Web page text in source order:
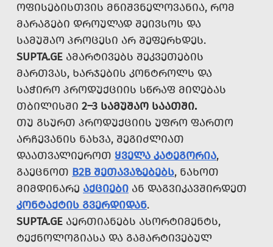
ᲝᲤᲘᲡᲔᲑᲘᲡᲗᲕᲘᲡ ᲛᲜᲘᲨᲕᲜᲔᲚᲝᲕᲐᲜᲘᲐ, ᲠᲝᲛ
ᲛᲐᲠᲐᲒᲔᲑᲘ ᲓᲠᲝᲣᲚᲐᲓ ᲨᲔᲘᲕᲡᲝᲡ ᲓᲐ
ᲡᲐᲛᲣᲨᲐᲝ ᲞᲠᲝᲪᲔᲡᲘ ᲐᲠ ᲨᲔᲤᲔᲠᲮᲓᲔᲡ.
SUPTA.GE ᲐᲛᲐᲠᲢᲘᲕᲔᲑᲡ ᲨᲔᲙᲕᲔᲗᲔᲑᲘᲡ
ᲛᲐᲠᲗᲕᲐᲡ, ᲮᲐᲠᲯᲔᲑᲘᲡ ᲙᲝᲜᲢᲠᲝᲚᲡ ᲓᲐ
ᲡᲐᲭᲘᲠᲝ ᲞᲠᲝᲓᲣᲥᲪᲘᲘᲡ ᲡᲬᲠᲐᲤ ᲛᲘᲦᲔᲑᲐᲡ
ᲗᲑᲘᲚᲘᲡᲨᲘ 2–3 ᲡᲐᲛᲣᲨᲐᲝ ᲡᲐᲐᲗᲨᲘ.
ᲗᲣ ᲒᲡᲣᲠᲗ ᲞᲠᲝᲓᲣᲥᲪᲘᲘᲡ ᲣᲤᲠᲝ ᲤᲐᲠᲗᲝ
ᲐᲠᲩᲔᲕᲐᲜᲘᲡ ᲜᲐᲮᲕᲐ, ᲨᲔᲒᲘᲫᲚᲘᲐᲗ
ᲓᲐᲐᲗᲕᲐᲚᲘᲔᲠᲝᲗ ᲧᲕᲔᲚᲐ ᲙᲐᲢᲔᲒᲝᲠᲘᲐ,
ᲒᲐᲔᲪᲜᲝᲗ B2B ᲨᲔᲗᲐᲕᲐᲖᲔᲑᲔᲑᲡ, ᲜᲐᲮᲝᲗ
ᲛᲘᲛᲓᲘᲜᲐᲠᲔ ᲐᲥᲪᲘᲔᲑᲘ ᲐᲜ ᲓᲐᲒᲕᲘᲙᲐᲕᲨᲘᲠᲓᲔᲗ
ᲙᲝᲜᲢᲐᲥᲢᲘᲡ ᲒᲕᲔᲠᲓᲘᲓᲐᲜ.
SUPTA.GE ᲐᲔᲠᲗᲘᲐᲜᲔᲑᲡ ᲐᲡᲝᲠᲢᲘᲛᲔᲜᲢᲡ,
ᲢᲔᲥᲜᲝᲚᲝᲒᲘᲐᲡᲐ ᲓᲐ ᲒᲐᲛᲐᲠᲢᲘᲕᲔᲑᲣᲚ